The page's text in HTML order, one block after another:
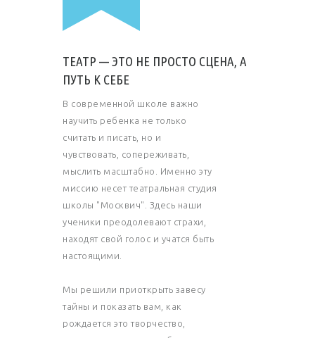
ТЕАТР — ЭТО НЕ ПРОСТО СЦЕНА, А
ПУТЬ К СЕБЕ
В современной школе важно
научить ребенка не только
считать и писать, но и
чувствовать, сопереживать,
мыслить масштабно. Именно эту
миссию несет театральная студия
школы "Москвич". Здесь наши
ученики преодолевают страхи,
находят свой голос и учатся быть
настоящими.
Мы решили приоткрыть завесу
тайны и показать вам, как
рождается это творчество,